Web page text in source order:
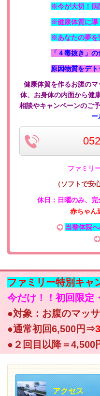
※今が大切！病
※健康体質に導
※あなたの夢を
「４毒抜き」
原因物質をデト
健康体質を作るお腹の
体、お身体の内面から健
相談やキャンペーンのご
ー
ファミリ
（ソフトで安
休日：日曜のみ、 完
赤ちゃん
当整体院
ファミリー特別キャ
今だけ！！初回限定・
●対象：お腹のマッ
●通常初回6,500円⇒
●２回目以降＝4,500
アクセス